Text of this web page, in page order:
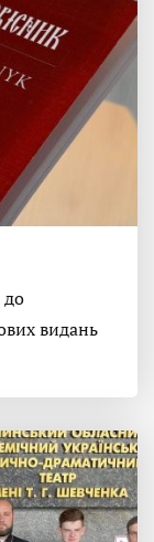
до
видань